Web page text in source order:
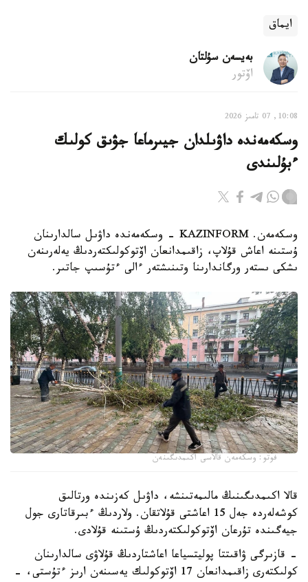
ايماق
بەيسەن سۇلتان
اۆتور
10:08, 07 تامىز 2026
وسكەمەندە داۋىلدان جيىرماعا جۋىق كولىك
ءبۇلىندى
وسكەمەن. KAZINFORM - وسكەمەندە داۋىل سالدارىنان
ۇستىنە اعاش قۇلاپ، زاقىمدانعان اۆتوكولىكتەردىڭ يەلەرىنەن
ىشكى ىستەر ورگاندارىنا وتىنىشتەر ءالى ءتۇسىپ جاتىر.
فوتو: وسكەمەن قالاسى اكىمدىگىنەن
قالا اكىمدىگىنىڭ مالىمەتىنشە، داۋىل كەزىندە ورتالىق
كوشەلەردە جەل 15 اعاشتى قۇلاتقان. ولاردىڭ ءبىرقاتارى جول
جيەگىندە تۇرعان اۆتوكولىكتەردىڭ ۇستىنە قۇلادى.
- قازىرگى ۋاقىتتا پوليتسياعا اعاشتاردىڭ قۇلاۋى سالدارىنان
كولىكتەرى زاقىمدانعان 17 اۆتوكولىك يەسىنەن ارىز ءتۇستى، -